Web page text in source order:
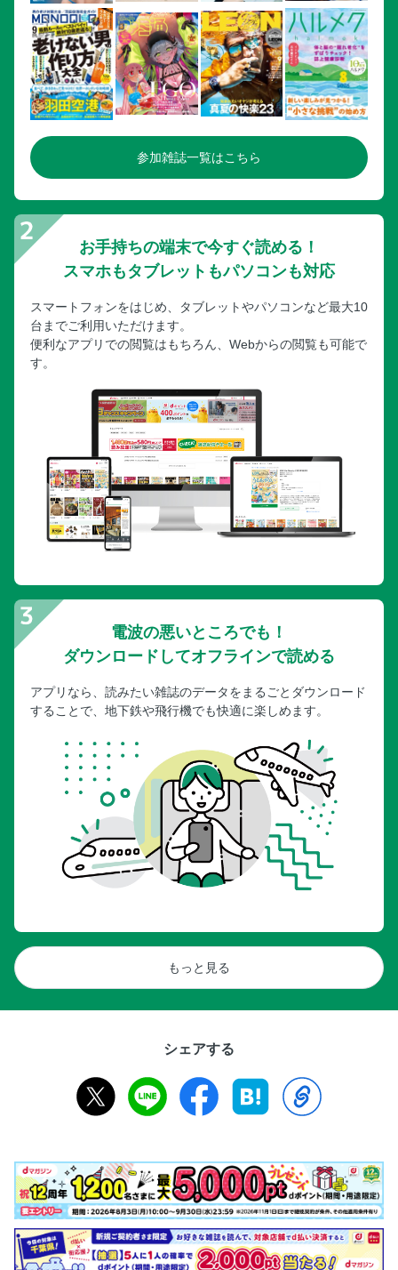
参加雑誌一覧はこちら
お手持ちの端末で今すぐ読める！
スマホもタブレットもパソコンも対応
スマートフォンをはじめ、タブレットやパソコンなど最大10
台までご利用いただけます。
便利なアプリでの閲覧はもちろん、Webからの閲覧も可能で
す。
電波の悪いところでも！
ダウンロードしてオフラインで読める
アプリなら、読みたい雑誌のデータをまるごとダウンロード
することで、地下鉄や飛行機でも快適に楽しめます。
もっと見る
シェアする